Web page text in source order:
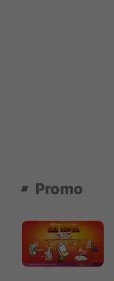
Promo